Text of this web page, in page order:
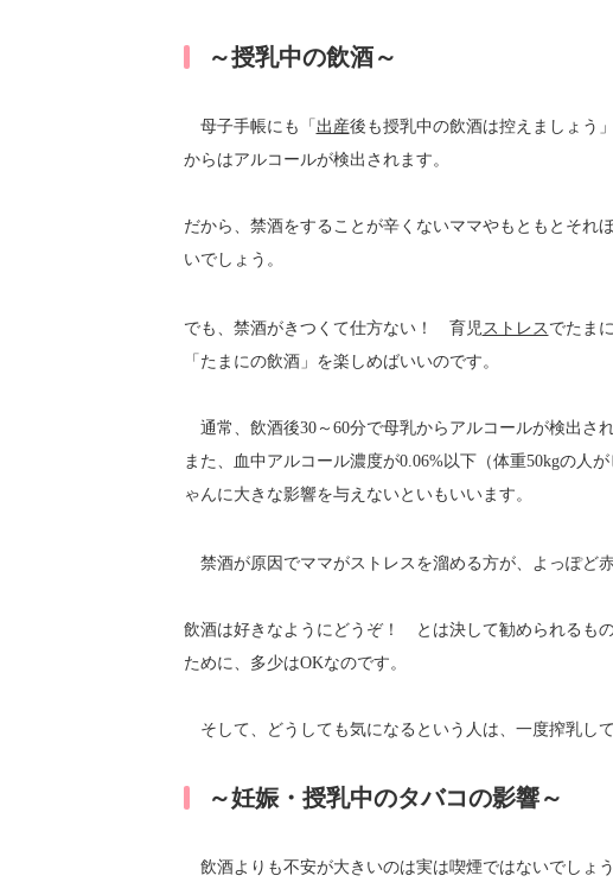
～授乳中の飲酒～
母子手帳にも「出産後も授乳中の飲酒は控えましょう
からはアルコールが検出されます。
だから、禁酒をすることが辛くないママやもともとそれ
いでしょう。
でも、禁酒がきつくて仕方ない！ 育児 ストレスでたま
「たまにの飲酒」を楽しめばいいのです。
通常、飲酒後30～60分で母乳からアルコールが検出され
また、血中アルコール濃度が0.06%以下（体重50kgの人
ゃんに大きな影響を与えないといもいいます。
禁酒が原因でママがストレスを溜める方が、よっぽど
飲酒は好きなようにどうぞ！ とは決して勧められるも
ために、多少はOKなのです。
そして、どうしても気になるという人は、一度搾乳し
～妊娠・授乳中のタバコの影響～
飲酒よりも不安が大きいのは実は喫煙ではないでしょ